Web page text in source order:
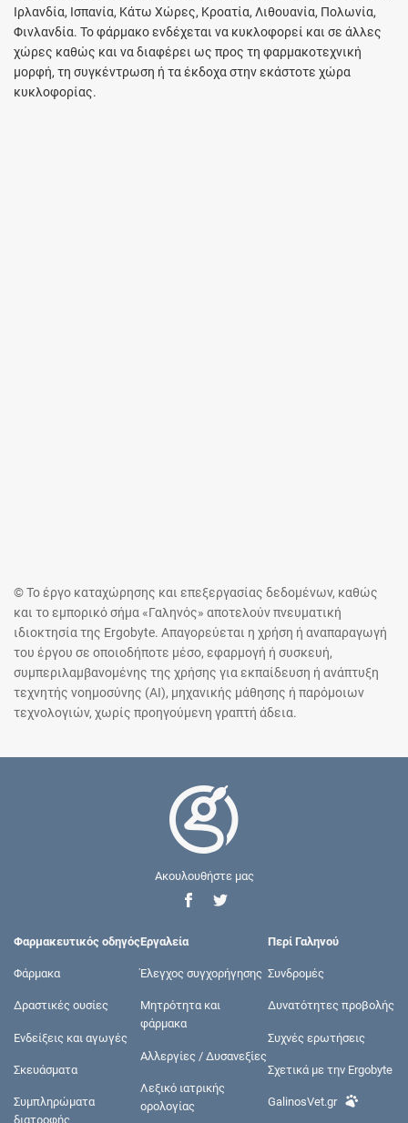
Ιρλανδία, Ισπανία, Κάτω Χώρες, Κροατία, Λιθουανία, Πολωνία,
Φινλανδία. Το φάρμακο ενδέχεται να κυκλοφορεί και σε άλλες
χώρες καθώς και να διαφέρει ως προς τη φαρμακοτεχνική
μορφή, τη συγκέντρωση ή τα έκδοχα στην εκάστοτε χώρα
κυκλοφορίας.
© Το έργο καταχώρησης και επεξεργασίας δεδομένων, καθώς
και το εμπορικό σήμα «Γαληνός» αποτελούν πνευματική
ιδιοκτησία της Ergobyte. Απαγορεύεται η χρήση ή αναπαραγωγή
του έργου σε οποιοδήποτε μέσο, εφαρμογή ή συσκευή,
συμπεριλαμβανομένης της χρήσης για εκπαίδευση ή ανάπτυξη
τεχνητής νοημοσύνης (AI), μηχανικής μάθησης ή παρόμοιων
τεχνολογιών, χωρίς προηγούμενη γραπτή άδεια.
Ακουλουθήστε μας
Φαρμακευτικός οδηγός
Φάρμακα
Δραστικές ουσίες
Ενδείξεις και αγωγές
Σκευάσματα
Συμπληρώματα
διατροφής
Εργαλεία
Έλεγχος συγχορήγησης
Μητρότητα και
φάρμακα
Αλλεργίες / Δυσανεξίες
Λεξικό ιατρικής
ορολογίας
Περί Γαληνού
Συνδρομές
Δυνατότητες προβολής
Συχνές ερωτήσεις
Σχετικά με την Ergobyte
GalinosVet.gr